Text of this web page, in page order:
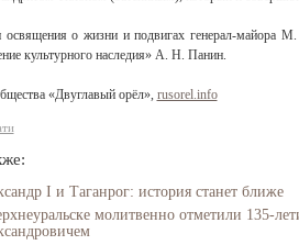
о жизни и подвигах генерал-майора М.
культурного наследия» А. Н. Панин.
«Двуглавый орёл», rusorel.info
I и Таганрог: история станет ближе
молитвенно отметили 135-